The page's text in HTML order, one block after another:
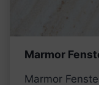
Marmor
Marmor